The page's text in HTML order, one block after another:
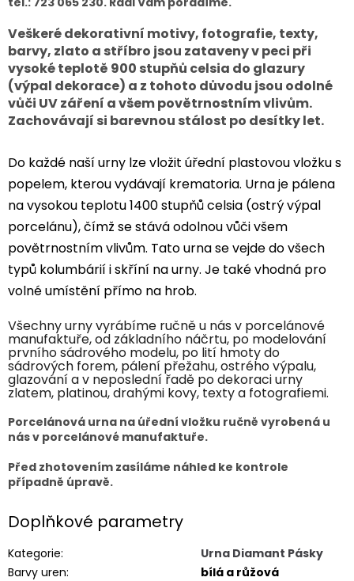
Veškeré dekorativní motivy, fotografie, texty,
barvy, zlato a stříbro jsou zataveny v peci při
vysoké teplotě 900 stupňů celsia do glazury
(výpal dekorace) a z tohoto důvodu jsou odolné
vůči UV záření a všem povětrnostním vlivům.
Zachovávají si barevnou stálost po desítky let.
Do každé naší urny lze vložit úřední plastovou vložku s
popelem, kterou vydávají krematoria. Urna je pálena
na vysokou teplotu 1400 stupňů celsia (ostrý výpal
porcelánu), čímž se stává odolnou vůči všem
povětrnostním vlivům. Tato urna se vejde do všech
typů kolumbárií i skříní na urny. Je také vhodná pro
volné umístění přímo na hrob.
Všechny urny vyrábíme ručně u nás v porcelánové
manufaktuře, od základního náčrtu, po modelování
prvního sádrového modelu, po lití hmoty do
sádrových forem, pálení přežahu, ostrého výpalu,
glazování a v neposlední řadě po dekoraci urny
zlatem, platinou, drahými kovy, texty a fotografiemi.
Porcelánová urna na úřední vložku ručně vyrobená u
nás v porcelánové manufaktuře.
Před zhotovením zasíláme náhled ke kontrole
případně úpravě.
Doplňkové parametry
Kategorie:
Urna Diamant Pásky
Barvy uren:
bílá a růžová